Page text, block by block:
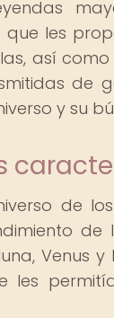
que les
así
de
y su
de
de
Venus
les